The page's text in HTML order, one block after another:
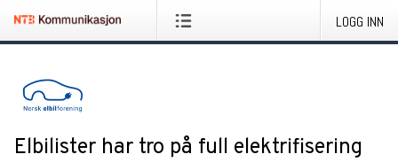
LOGG INN
Elbilister har tro på full elektrifisering